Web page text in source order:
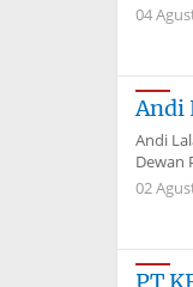
04
Andi
Andi
Dewan
02